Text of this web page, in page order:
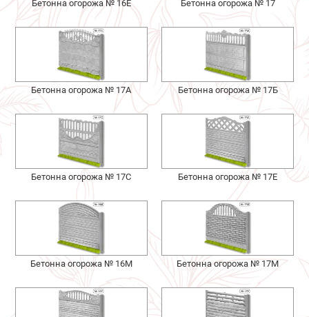
Бетонна огорожа № 16Е Бетонна огорожа № 17
Бетонна огорожа № 17А Бетонна огорожа № 17Б
Бетонна огорожа № 17С Бетонна огорожа № 17Е
Бетонна огорожа № 16М Бетонна огорожа № 17М